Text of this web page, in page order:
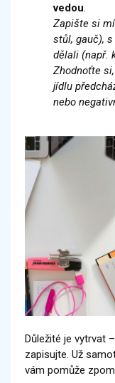
vedou.
Zapište si
stůl, gauč),
dělali (např.
Zhodnoťte
jídlu
nebo
Důležité je vytrvat
zapisujte. Už
vám pomůže